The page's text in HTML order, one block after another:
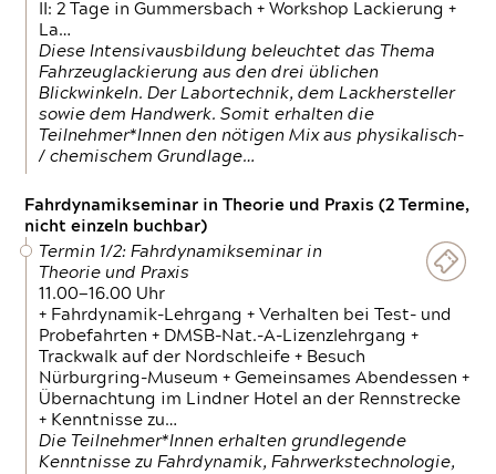
II: 2 Tage in Gummersbach + Workshop Lackierung +
La…
Diese Intensivausbildung beleuchtet das Thema
Fahrzeuglackierung aus den drei üblichen
Blickwinkeln. Der Labortechnik, dem Lackhersteller
sowie dem Handwerk. Somit erhalten die
Teilnehmer*Innen den nötigen Mix aus physikalisch-
/ chemischem Grundlage…
Fahrdynamikseminar in Theorie und Praxis (2 Termine,
nicht einzeln buchbar)
Termin 1/2: Fahrdynamikseminar in
Theorie und Praxis
11.00—16.00 Uhr
+ Fahrdynamik-Lehrgang + Verhalten bei Test- und
Probefahrten + DMSB-Nat.-A-Lizenzlehrgang +
Trackwalk auf der Nordschleife + Besuch
Nürburgring-Museum + Gemeinsames Abendessen +
Übernachtung im Lindner Hotel an der Rennstrecke
+ Kenntnisse zu…
Die Teilnehmer*Innen erhalten grundlegende
Kenntnisse zu Fahrdynamik, Fahrwerkstechnologie,